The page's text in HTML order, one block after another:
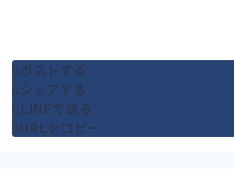
ポストする
シェアする
LINEで送る
URLをコピー